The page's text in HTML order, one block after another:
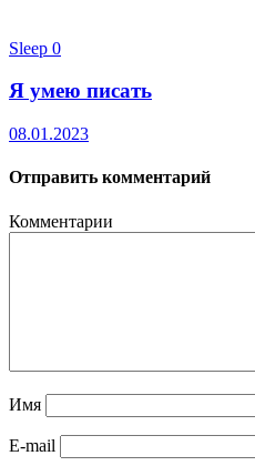
Sleep 0
Я умею писать
08.01.2023
Отправить комментарий
Комментарии
Имя
E-mail